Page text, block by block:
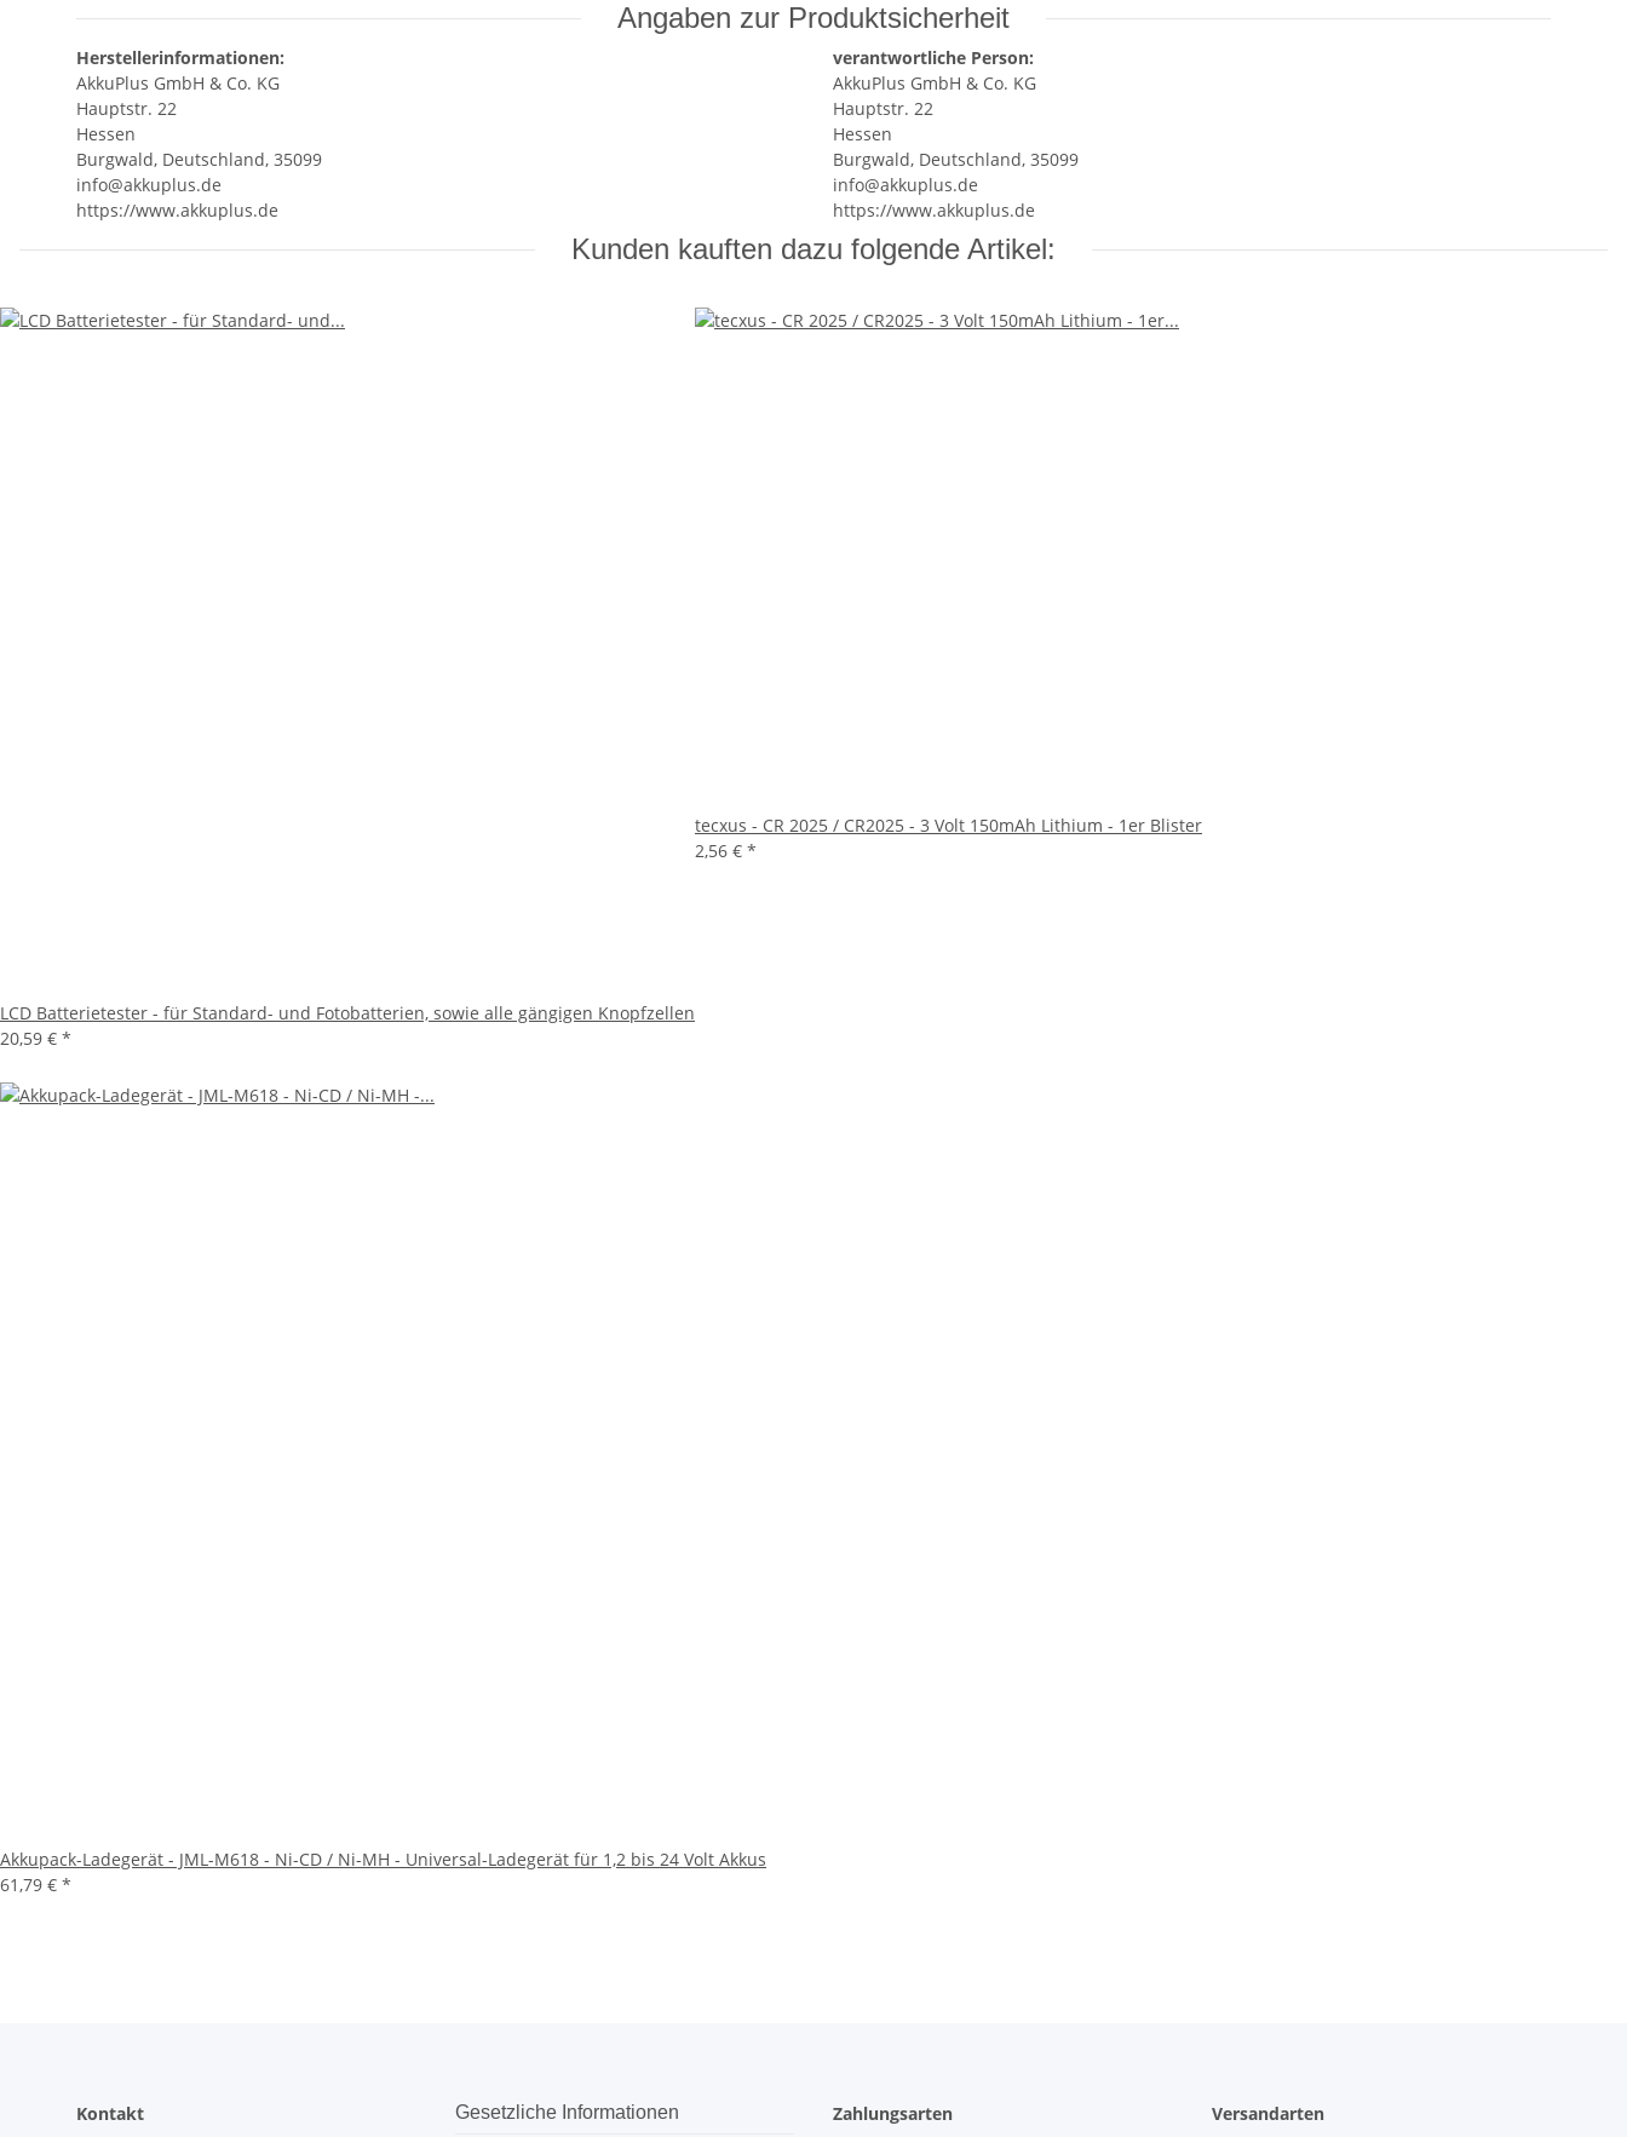
Angaben zur Produktsicherheit
Herstellerinformationen:
AkkuPlus GmbH & Co. KG
Hauptstr. 22
Hessen
Burgwald, Deutschland, 35099
info@akkuplus.de
https://www.akkuplus.de
verantwortliche Person:
AkkuPlus GmbH & Co. KG
Hauptstr. 22
Hessen
Burgwald, Deutschland, 35099
info@akkuplus.de
https://www.akkuplus.de
Kunden kauften dazu folgende Artikel:
LCD Batterietester - für Standard- und Fotobatterien, sowie alle gängigen Knopfzellen
20,59 € *
tecxus - CR 2025 / CR2025 - 3 Volt 150mAh Lithium - 1er Blister
2,56 € *
Akkupack-Ladegerät - JML-M618 - Ni-CD / Ni-MH - Universal-Ladegerät für 1,2 bis 24 Volt Akkus
61,79 € *
Kontakt Gesetzliche Informationen Zahlungsarten Versandarten